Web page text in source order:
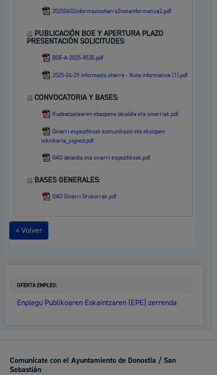
20250602informaziooharra2notainformativa2.pdf
PUBLICACIÓN BOE Y APERTURA PLAZO
PRESENTACIÓN SOLICITUDES:
BOE-A-2025-8535.pdf
2025-04-29 Informazio oharra - Nota informativa (1).pdf
CONVOCATORIA Y BASES:
Kudeatzailearen ebazpena deialdia eta oinarriak.pdf
Oinarri espezifikoak komunikazio eta ekoizpen
teknikaria_signed.pdf
GAO deialdia eta oinarri espezifikoak.pdf
BASES GENERALES:
GAO Oinarri Orokorrak.pdf
« Volver
OFERTA EMPLEO:
Enplegu Publikoaren Eskaintzaren (EPE) zerrenda
Comunícate con el Ayuntamiento de Donostia / San
Sebastián